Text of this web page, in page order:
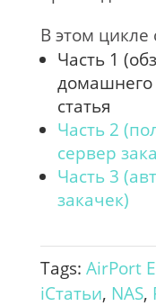
В этом цикле
Часть 1
домашнего
статья
Часть 2
сервер
Часть 3
закачек)
Tags: AirPort
iСтатьи, NAS,